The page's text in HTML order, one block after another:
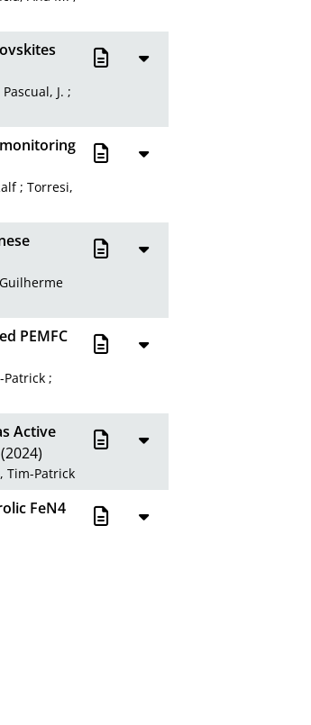
Pascual, J. ;
;Torresi,
PEMFC
Patrick ;
Active
(2024)
Tim-Patrick
FeN4